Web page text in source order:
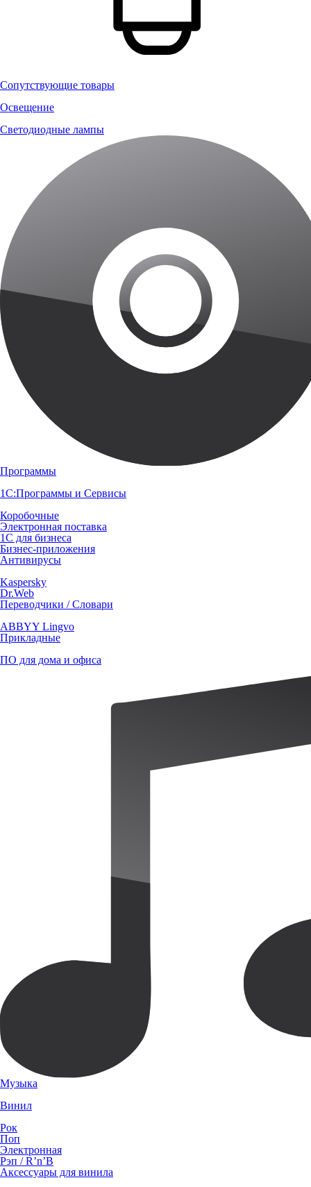
Сопутствующие товары
Освещение
Светодиодные лампы
Программы
1С:Программы и Сервисы
Коробочные
Электронная поставка
1С для бизнеса
Бизнес-приложения
Антивирусы
Kaspersky
Dr.Web
Переводчики / Словари
ABBYY Lingvo
Прикладные
ПО для дома и офиса
Музыка
Винил
Рок
Поп
Электронная
Рэп / R’n’B
Аксессуары для винила